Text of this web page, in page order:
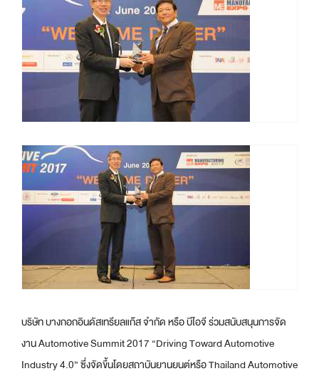
บริษัท บางกอกอินดัสเทรียลแก๊ส จำกัด หรือ บีไอจี ร่วมสนับสนุนการจัด
งาน Automotive Summit 2017 “Driving Toward Automotive
Industry 4.0”ซึ่งจัดขึ้นโดยสถาบันยานยนต์หรือ Thailand Automotive